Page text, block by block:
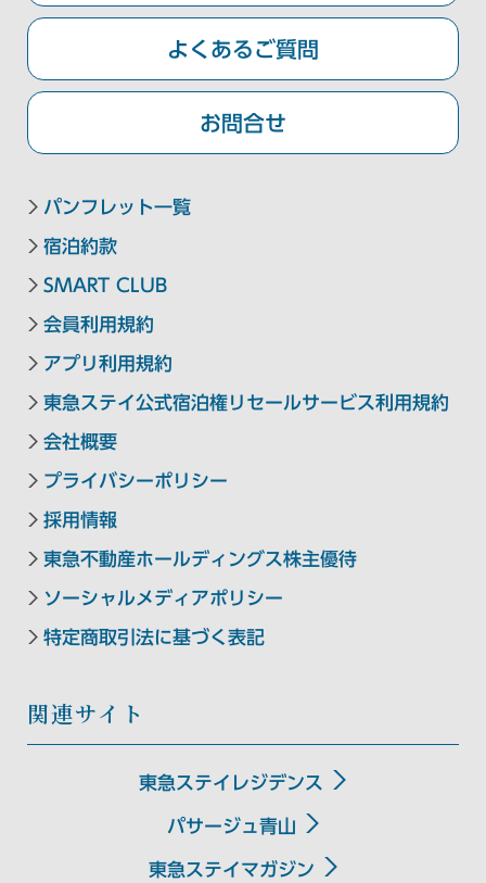
東急ステイ博多
東急ステイ沖縄那覇よくあるご質問
お問合せ
パンフレット一覧
宿泊約款
SMART CLUB
会員利用規約
アプリ利用規約
東急ステイ公式宿泊権リセールサービス利用規約
会社概要
プライバシーポリシー
採用情報
東急不動産ホールディングス株主優待
ソーシャルメディアポリシー
特定商取引法に基づく表記
関連サイト
東急ステイレジデンス
パサージュ青山
東急ステイマガジン